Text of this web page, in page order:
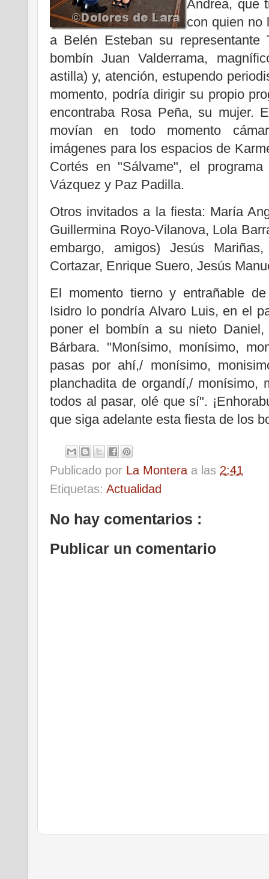
Andrea, que
con quien no
a Belén Esteban su
bombín Juan Valderrama,
astilla) y, atención, estupendo
momento, podría dirigir su propio
encontraba Rosa Peña, su mujer.
movían en todo momento
imágenes para los espacios de
Cortés en "Sálvame", el
Vázquez y Paz Padilla.
Otros invitados a la fiesta: María
Guillermina Royo-Vilanova, Lola
embargo, amigos) Jesús
Cortazar, Enrique Suero, Jesús
El momento tierno y entrañable
Isidro lo pondría Alvaro Luis, en el
poner el bombín a su nieto
Bárbara. "Monísimo, monísimo,
pasas por ahí,/ monísimo,
planchadita de organdí,/ monísimo,
todos al pasar, olé que sí".
que siga adelante esta fiesta de los
Publicado por La Montera a las 2:41
Etiquetas: Actualidad
No hay comentarios :
Publicar un comentario